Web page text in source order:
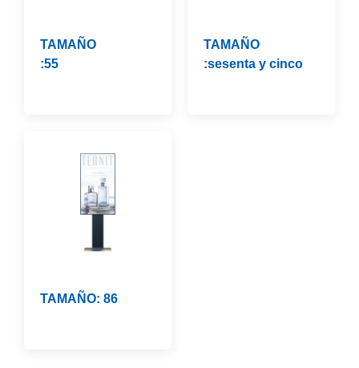
TAMAÑO
:55
TAMAÑO
:sesenta y cinco
TAMAÑO: 86